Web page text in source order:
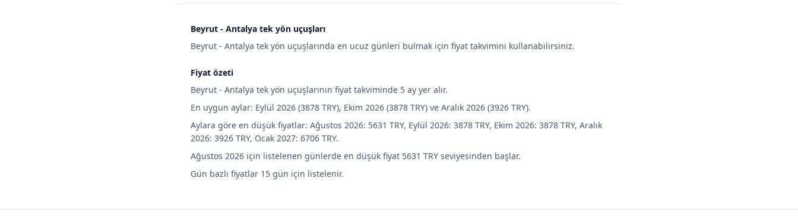
Beyrut - Antalya tek yön uçuşları
Beyrut - Antalya tek yön uçuşlarında en ucuz günleri bulmak için fiyat takvimini kullanabilirsiniz.
Fiyat özeti
Beyrut - Antalya tek yön uçuşlarının fiyat takviminde 5 ay yer alır.
En uygun aylar: Eylül 2026 (3878 TRY), Ekim 2026 (3878 TRY) ve Aralık 2026 (3926 TRY).
Aylara göre en düşük fiyatlar: Ağustos 2026: 5631 TRY, Eylül 2026: 3878 TRY, Ekim 2026: 3878 TRY, Aralık
2026: 3926 TRY, Ocak 2027: 6706 TRY.
Ağustos 2026 için listelenen günlerde en düşük fiyat 5631 TRY seviyesinden başlar.
Gün bazlı fiyatlar 15 gün için listelenir.